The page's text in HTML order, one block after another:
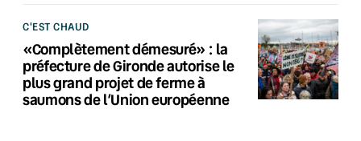
C'EST CHAUD
«Complètement démesuré» : la
préfecture de Gironde autorise le
plus grand projet de ferme à
saumons de l’Union européenne